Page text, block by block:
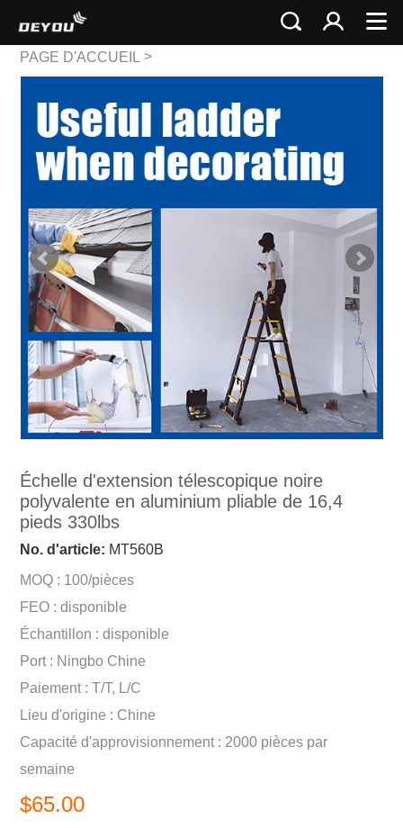
PAGE D'ACCUEIL >
Échelle Télescopique>
Échelle Multi Télescopique
Échelle d'extension télescopique noire
polyvalente en aluminium pliable de 16,4
pieds 330lbs
No. d'article: MT560B
MOQ : 100/pièces
FEO : disponible
Échantillon : disponible
Port : Ningbo Chine
Paiement : T/T, L/C
Lieu d'origine : Chine
Capacité d'approvisionnement : 2000 pièces par
semaine
$65.00